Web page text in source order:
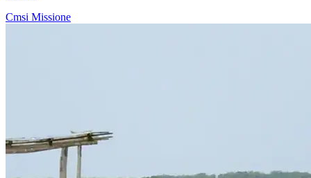
Cmsi Missione